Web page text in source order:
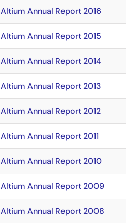
Altium Annual Report 2016
Altium Annual Report 2015
Altium Annual Report 2014
Altium Annual Report 2013
Altium Annual Report 2012
Altium Annual Report 2011
Altium Annual Report 2010
Altium Annual Report 2009
Altium Annual Report 2008